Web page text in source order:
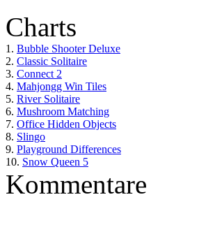
Charts
1. Bubble Shooter Deluxe
2. Classic Solitaire
3. Connect 2
4. Mahjongg Win Tiles
5. River Solitaire
6. Mushroom Matching
7. Office Hidden Objects
8. Slingo
9. Playground Differences
10. Snow Queen 5
Kommentare